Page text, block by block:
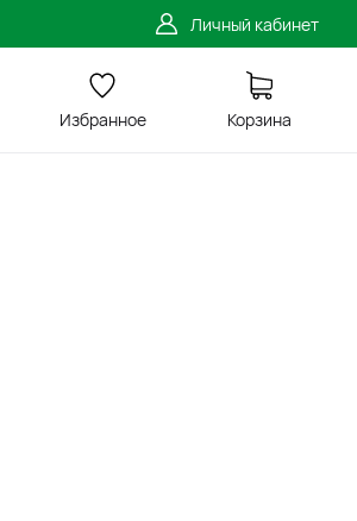
Личный кабинет
Избранное Корзина